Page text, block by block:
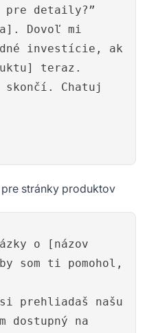
pre detaily?”
Dovoľ mi
investície, ak
teraz.
skončí. Chatuj
stránky produktov
o [názov
som ti pomohol,
prehliadaš našu
dostupný na